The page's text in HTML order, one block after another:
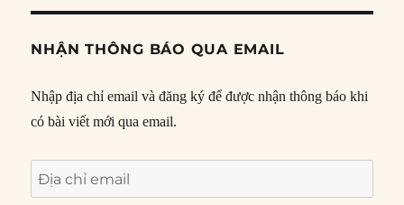
NHẬN THÔNG BÁO QUA EMAIL
Nhập địa chỉ email và đăng ký để được nhận thông báo khi
có bài viết mới qua email.
Địa
chỉ